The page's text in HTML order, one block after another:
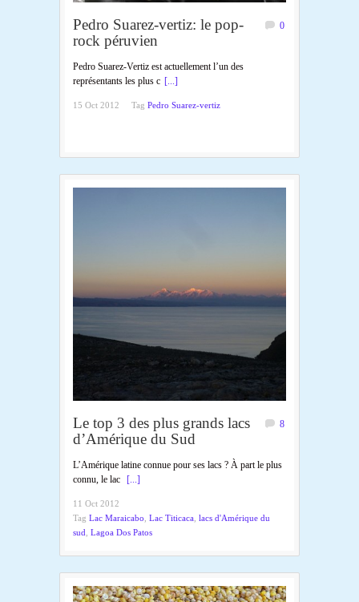
Pedro Suarez-vertiz: le pop-
rock péruvien
0
Pedro Suarez-Vertiz est actuellement l’un des
représentants les plus c [...]
15 Oct 2012 Tag Pedro Suarez-vertiz
Le top 3 des plus grands lacs
d’Amérique du Sud
8
L’Amérique latine connue pour ses lacs ? À part le plus
connu, le lac [...]
11 Oct 2012
Tag Lac Maraicabo Lac Titicaca lacs d'Amérique du
sud Lagoa Dos Patos